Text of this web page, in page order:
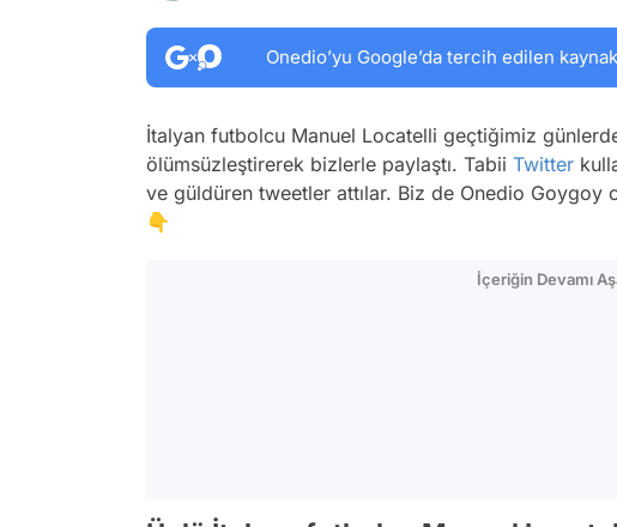
Onedio’yu Google’da tercih edilen
İtalyan futbolcu Manuel Locatelli geçtiğimiz
ölümsüzleştirerek bizlerle paylaştı. Tabii Twitter
ve güldüren tweetler attılar. Biz de Onedio
👇
İçeriğin Devamı